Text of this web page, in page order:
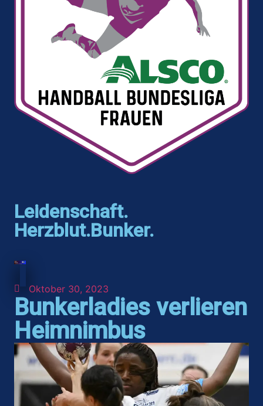
Leidenschaft.
Herzblut.Bunker.
Oktober 30, 2023
Bunkerladies verlieren
Heimnimbus